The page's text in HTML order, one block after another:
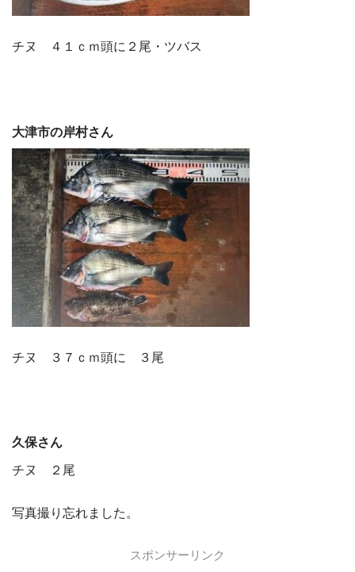
チヌ ４１ｃｍ頭に２尾・ツバス
大津市の岸村さん
チヌ ３７ｃｍ頭に ３尾
久保さん
チヌ ２尾
写真撮り忘れました。
スポンサーリンク